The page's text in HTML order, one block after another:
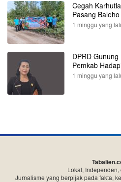
Cegah
Pasang
1 minggu yang
DPRD
Pemkab
1 minggu yang
Lokal, Independen,
Jurnalisme yang berpijak pada fakta,